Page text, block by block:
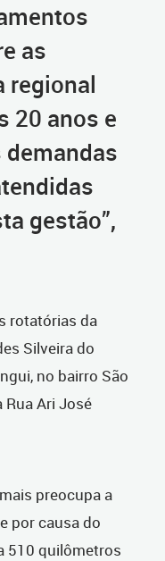
as
regional
20 anos e
gestão”,
rotatórias da
Silveira do
no bairro São
Ari José
preocupa a
por causa do
510 quilômetros